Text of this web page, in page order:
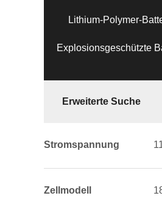
Lithium-Polymer-
Explosionsgeschützte
Erweiterte Suche
Stromspannung
Zellmodell